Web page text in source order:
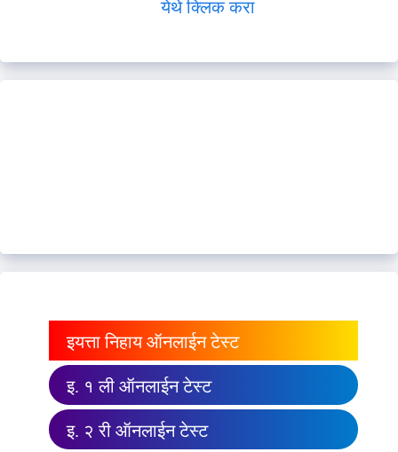
येथे क्लिक करा
इयत्ता निहाय ऑनलाईन टेस्ट
इ. १ ली ऑनलाईन टेस्ट
इ. २ री ऑनलाईन टेस्ट